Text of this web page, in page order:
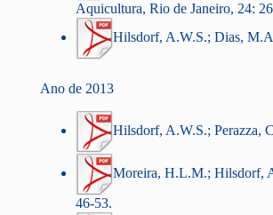
Aquicultura, Rio de Janeiro, 24:
Hilsdorf, A.W.S.; Dias,
Ano de 2013
Hilsdorf, A.W.S.; Perazza,
Moreira, H.L.M.; Hilsdorf,
46-53.